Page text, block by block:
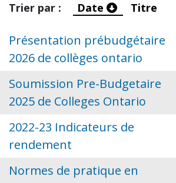
Trier par : Date Titre
Présentation prébudgétaire
2026 de collèges ontario
Soumission Pre-Budgetaire
2025 de Colleges Ontario
2022-23 Indicateurs de
rendement
Normes de pratique en